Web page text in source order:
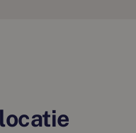
hoek en zijn beide